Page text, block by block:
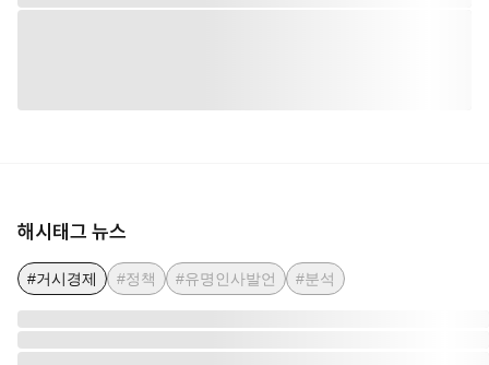
해시태그 뉴스
#거시경제 #정책 #유명인사발언 #분석